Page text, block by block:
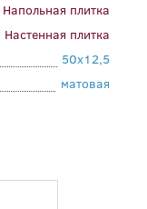
Напольная плитка
Настенная плитка
50x12,5
матовая